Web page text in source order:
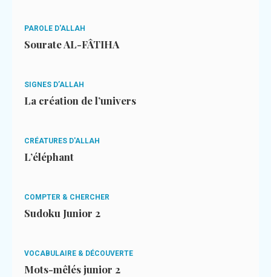
PAROLE D'ALLAH
Sourate AL-FÂTIHA
SIGNES D’ALLAH
La création de l’univers
CRÉATURES D'ALLAH
L’éléphant
COMPTER & CHERCHER
Sudoku Junior 2
VOCABULAIRE & DÉCOUVERTE
Mots-mêlés junior 2